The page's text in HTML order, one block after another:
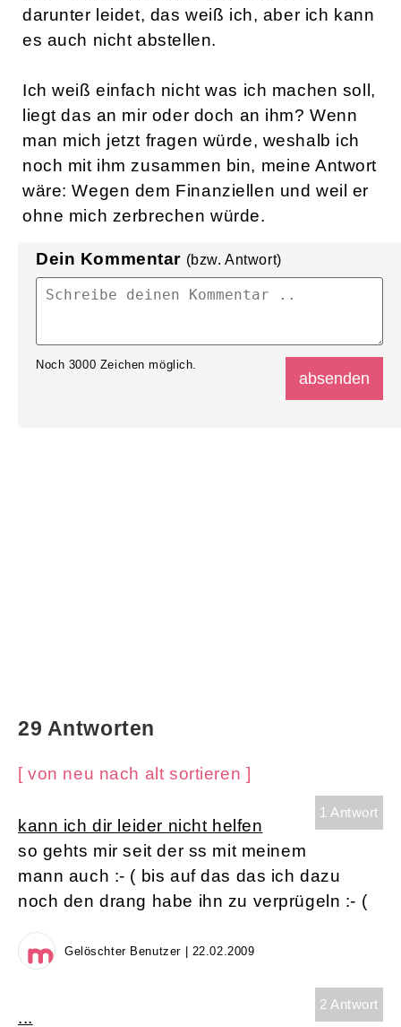
darunter leidet, das weiß ich, aber ich kann
es auch nicht abstellen.
Ich weiß einfach nicht was ich machen soll,
liegt das an mir oder doch an ihm? Wenn
man mich jetzt fragen würde, weshalb ich
noch mit ihm zusammen bin, meine Antwort
wäre: Wegen dem Finanziellen und weil er
ohne mich zerbrechen würde.
Dein Kommentar (bzw. Antwort)
Noch 3000 Zeichen möglich.
29 Antworten
[ von neu nach alt sortieren ]
1 Antwort
kann ich dir leider nicht helfen
so gehts mir seit der ss mit meinem
mann auch :- ( bis auf das das ich dazu
noch den drang habe ihn zu verprügeln :- (
Gelöschter Benutzer | 22.02.2009
2 Antwort
...